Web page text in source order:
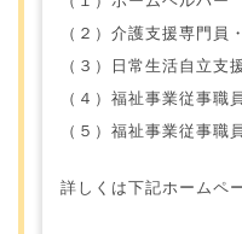
（２）介護支援専門員
（３）日常生活自立支
（４）福祉事業従事職
（５）福祉事業従事職員
詳しくは下記ホームペ